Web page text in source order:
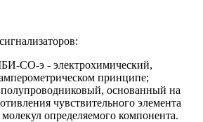
СО-э - электрохимический,
принципе;
полупроводниковый, основанный на
чувствительного элемента
определяемого компонента.